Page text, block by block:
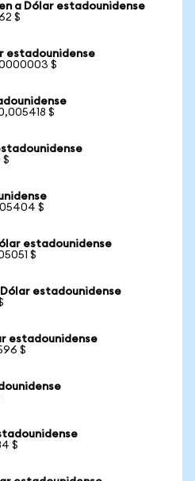
a Dólar estadounidense
$
estadounidense
$
$
$
$
estadounidense
$
estadounidense
estadounidense
$
$